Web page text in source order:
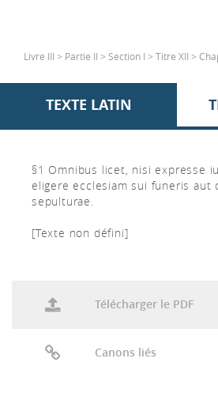
Livre III > Partie II > Section I > Titre XII >
TEXTE LATIN
§1 Omnibus licet, nisi expresse
eligere ecclesiam sui funeris aut
sepulturae.
[Texte non défini]
Télécharger le PDF
Canons liés